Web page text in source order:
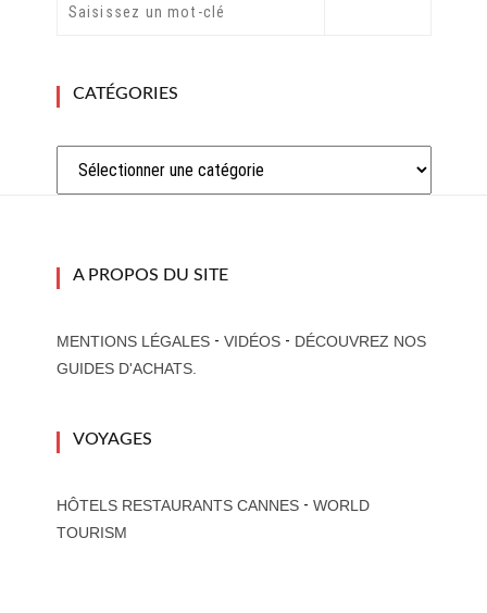
CATÉGORIES
A PROPOS DU SITE
MENTIONS LÉGALES- VIDÉOS- DÉCOUVREZ NOS
GUIDES D'ACHATS.
VOYAGES
HÔTELS RESTAURANTS CANNES- WORLD
TOURISM